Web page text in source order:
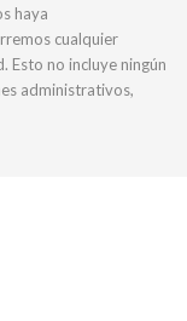
haya
cualquier
Esto no incluye ningún
administrativos,